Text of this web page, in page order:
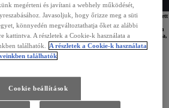
Toyota bizonyult a legkedveltebb újautó márkának az összesített
piacon. 2025-ben 10,9%-os piaci részesedést jelentő,
így a környezettudatos japán autómárka sorozatban
piacvezető pozícióját. A Toyota Csoport prémium márkája,
tavaly hazánkban, a világ elsőszámú autógyártójának
így 2025-ben elérték a 17.989 darabot.
vagy teljesen elektromos meghajtások széles kínálatával (lágy
elektromos) a környezettudatos autózás teljes
alkalommal bizonyult a magyar autóvásárlók kedvencének is,
megőrizte piacvezető pozícióját.
SZEMÉLYAUTÓ ÉS KISHASZONGÉPJÁRMŰ
megérteni és javítani a webhely működését,
Javasoljuk, hogy őrizze meg a süti
könnyedén megváltoztathatja őket az alábbi
kattintva. A részletek a Cookie-k használata a
találhatók.
A részletek a Cookie-k használata
találhatók
Cookie beállítások